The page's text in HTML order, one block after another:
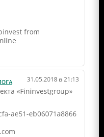
from
31.05.2018 в 21:13
«Fininvestgroup»
ae51-eb06071a8866